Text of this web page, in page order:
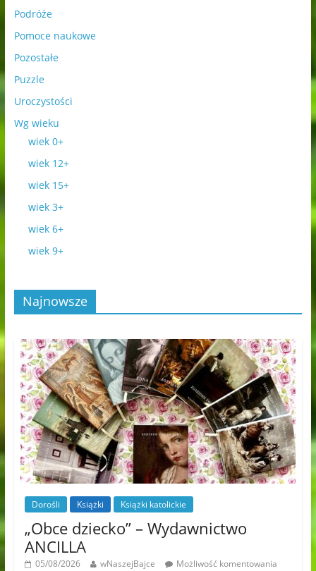
Podróże
Pomoce naukowe
Pozostałe
Puzzle
Uroczystości
Wg wieku
wiek 0+
wiek 12+
wiek 15+
wiek 3+
wiek 6+
wiek 9+
Najnowsze
Dorośli Książki Książki katolickie
„Obce dziecko” – Wydawnictwo
ANCILLA
05/08/2026 wNaszejBajce
Możliwość komentowania